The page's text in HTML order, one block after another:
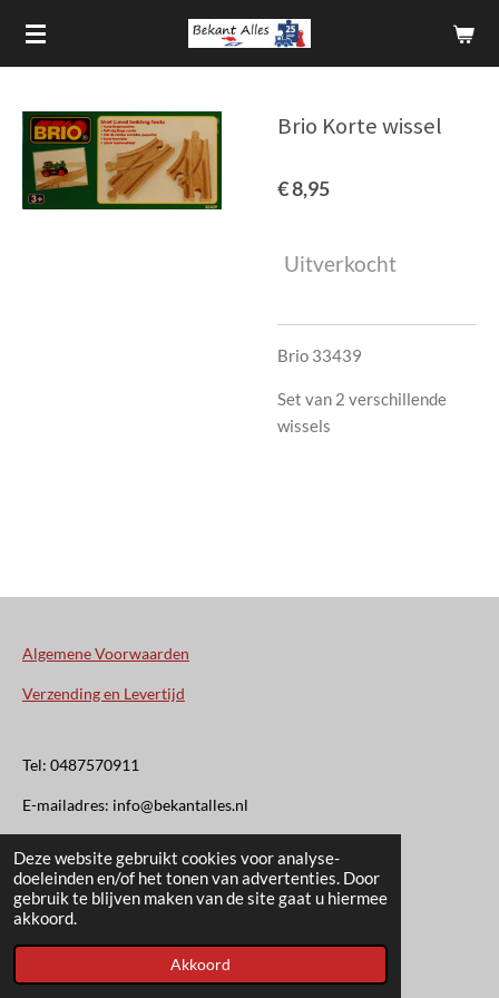
Deze website gebruikt cookies voor analyse-
doeleinden en/of het tonen van advertenties. Door
gebruik te blijven maken van de site gaat u hiermee
akkoord.
Akkoord
Ga
direct
hoofdinhoud
Brio Korte wissel
€ 8,95
Uitverkocht
Brio 33439
Set van 2 verschillende
wissels
Algemene Voorwaarden
Verzending en Levertijd
Tel: 0487570911
E-mailadres: info@bekantalles.nl
Rooysestraat 4
6621AM Dreumel
© 2020 - 2026 Bekant Alles